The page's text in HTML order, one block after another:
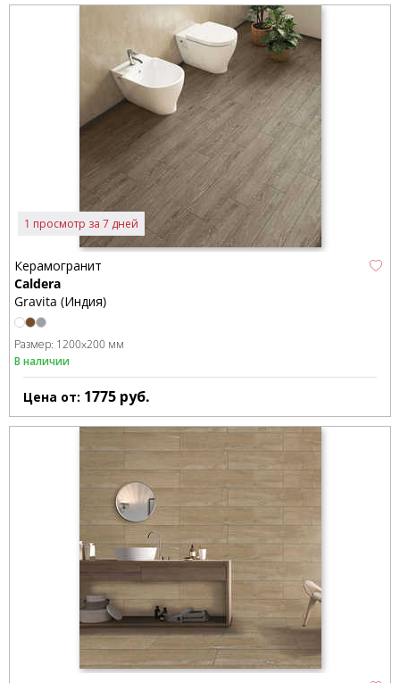
1 просмотр за 7 дней
Керамогранит
Caldera
Gravita (Индия)
Размер: 1200x200 мм
В наличии
Цена от: 1775 руб.